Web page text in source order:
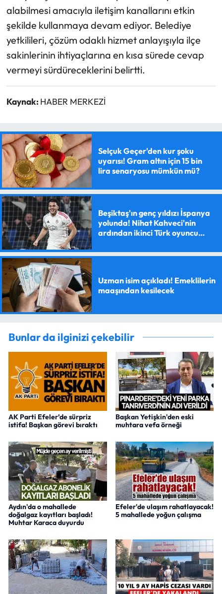
alabilmesi amacıyla iletişim kanallarını etkin
şekilde kullanmaya devam ediyor. Belediye
yetkilileri, çözüm odaklı hizmet anlayışıyla ilçe
sakinlerinin ihtiyaçlarına en kısa sürede cevap
vermeyi sürdüreceklerini belirtti.
Kaynak: HABER MERKEZİ
Selçuk Geçer'den kur şoku
uyarısı! Gram altın için 15 bin
lira senaryosu mümkün mü?
Beşiktaş'ın genç yıldızı İspanya
yolunda! Nihat Kahveci'nin
ardından ikinci Türk oyuncu
Uzman isim açıkladı! Emeklilerin
maaşından kesilecek
Bunlar da ilginizi çekebilir
AK Parti Efeler’de sürpriz
istifa! Başkan görevi bıraktı
Başkan Yetişkin'den eski
muhtara vefa örneği
Aydın'da o mahallede
doğalgaz kayıtları başladı!
Muhtar Karaca duyurdu
Efeler'de ulaşım rahatlayacak!
5 mahallede yoğun çalışma